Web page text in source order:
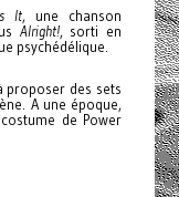
It, une chanson
Alright!, sorti en
psychédélique.
proposer des sets
A une époque,
de Power